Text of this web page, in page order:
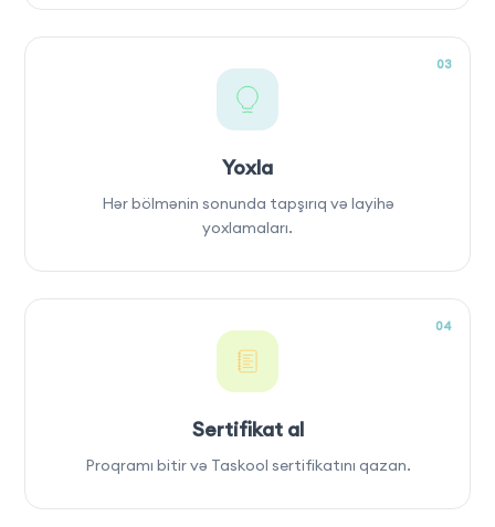
03
Yoxla
Hər bölmənin sonunda tapşırıq və layihə
yoxlamaları.
04
Sertifikat al
Proqramı bitir və Taskool sertifikatını qazan.